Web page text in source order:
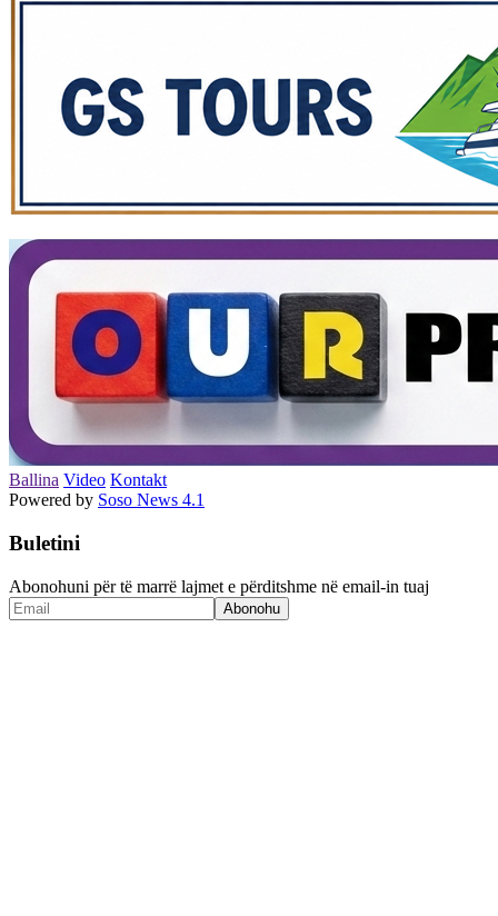
Ballina Video Kontakt
Powered by Soso News 4.1
Buletini
Abonohuni për të marrë lajmet e përditshme në email-in tuaj
Abonohu